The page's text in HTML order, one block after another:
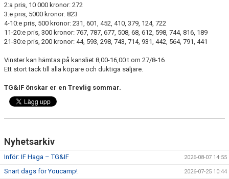
GAMLA GIFFS TORSDAGSTRÄFFAR
MATCHER
CUPER ARBETSBESKRIVNING
2:a pris, 10 000 kronor: 272
3:e pris, 5000 kronor: 823
4-10:e pris, 500 kronor: 231, 601, 452, 410, 379, 124, 722
11-20:e pris, 300 kronor: 767, 787, 677, 508, 68, 612, 598, 744, 816, 189
21-30:e pris, 200 kronor: 44, 593, 298, 743, 714, 931, 442, 564, 791, 441
Vinster kan hämtas på kansliet 8,00-16,00 t.om 27/8-16
Ett stort tack till alla köpare och duktiga säljare.
TG&IF önskar er en Trevlig sommar.
Nyhetsarkiv
Inför: IF Haga – TG&IF 2026-08-07 14:55
Snart dags för Youcamp! 2026-07-25 10:44